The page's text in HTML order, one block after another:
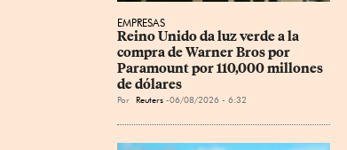
EMPRESAS
Reino Unido da luz verde a la
compra de Warner Bros por
Paramount por 110,000 millones
de dólares
Por Reuters 06/08/2026 - 6:32